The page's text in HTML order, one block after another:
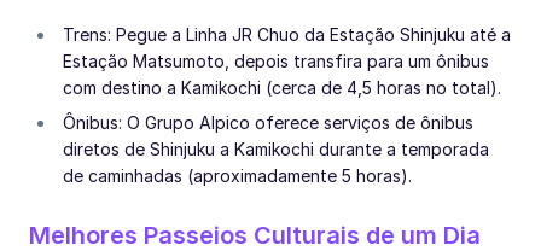
Trens: Pegue a Linha JR Chuo da Estação Shinjuku até a
Estação Matsumoto, depois transfira para um ônibus
com destino a Kamikochi (cerca de 4,5 horas no total).
Ônibus: O Grupo Alpico oferece serviços de ônibus
diretos de Shinjuku a Kamikochi durante a temporada
de caminhadas (aproximadamente 5 horas).
Melhores Passeios Culturais de um Dia